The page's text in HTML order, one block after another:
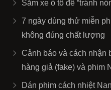
Sắm xe ô tô để “tránh
7 ngày dùng thử miễn
không đúng chất lượng
Cảnh báo và cách nhận
hàng giả (fake) và phim
Dán phim cách nhiệt